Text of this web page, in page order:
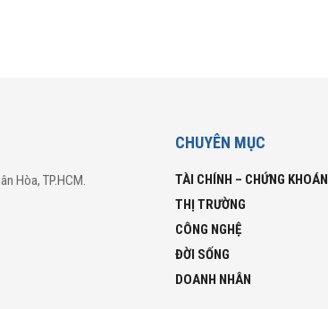
Hòa, TP.HCM.
CHUYÊN MỤC
TÀI CHÍNH – CHỨNG KHOÁN
THỊ TRƯỜNG
CÔNG NGHỆ
ĐỜI SỐNG
DOANH NHÂN